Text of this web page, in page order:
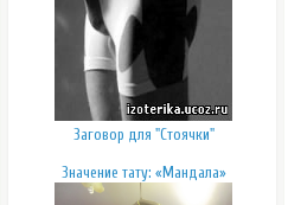
Заговор для "Стоячки"
Значение тату: «Мандала»